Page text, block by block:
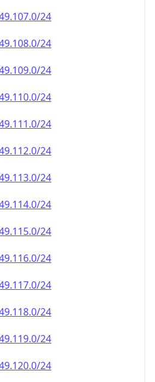
24
24
24
24
24
24
24
24
24
24
24
24
24
24